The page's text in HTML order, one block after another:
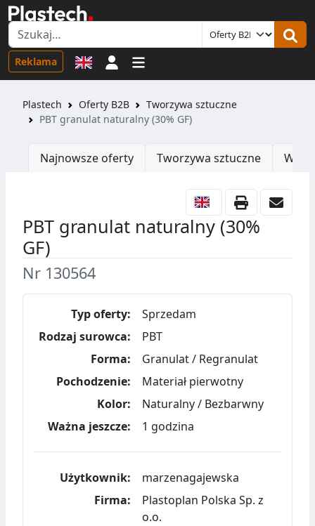
Reklama Logowanie
Plastech Oferty B2B
Tworzywa sztuczne
PBT granulat naturalny (30% GF)
Najnowsze oferty Tworzywa sztuczne
PBT granulat naturalny (30%
GF)
Nr 130564
Typ oferty:
Sprzedam
Rodzaj surowca:
PBT
Forma:
Granulat / Regranulat
Pochodzenie:
Materiał pierwotny
Kolor:
Naturalny / Bezbarwny
Ważna jeszcze:
1 godzina
Użytkownik:
marzenagajewska
Firma:
Plastoplan Polska Sp. z
o.o.